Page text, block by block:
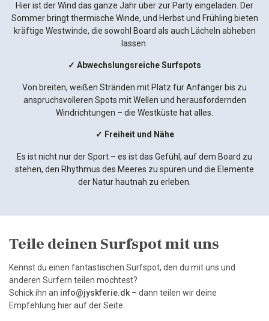
Hier ist der Wind das ganze Jahr über zur Party eingeladen. Der
Sommer bringt thermische Winde, und Herbst und Frühling bieten
kräftige Westwinde, die sowohl Board als auch Lächeln abheben
lassen.
✓ Abwechslungsreiche Surfspots
Von breiten, weißen Stränden mit Platz für Anfänger bis zu
anspruchsvolleren Spots mit Wellen und herausfordernden
Windrichtungen – die Westküste hat alles.
✓ Freiheit und Nähe
Es ist nicht nur der Sport – es ist das Gefühl, auf dem Board zu
stehen, den Rhythmus des Meeres zu spüren und die Elemente
der Natur hautnah zu erleben.
Teile deinen Surfspot mit uns
Kennst du einen fantastischen Surfspot, den du mit uns und
anderen Surfern teilen möchtest?
Schick ihn an info@jyskferie.dk – dann teilen wir deine
Empfehlung hier auf der Seite.